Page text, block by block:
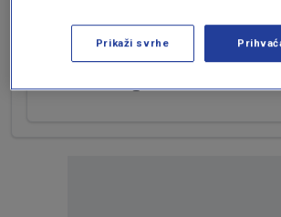
Ili su to bili partizani, ili
ustaštva i njegovi kreatori
Prikaži svrhe